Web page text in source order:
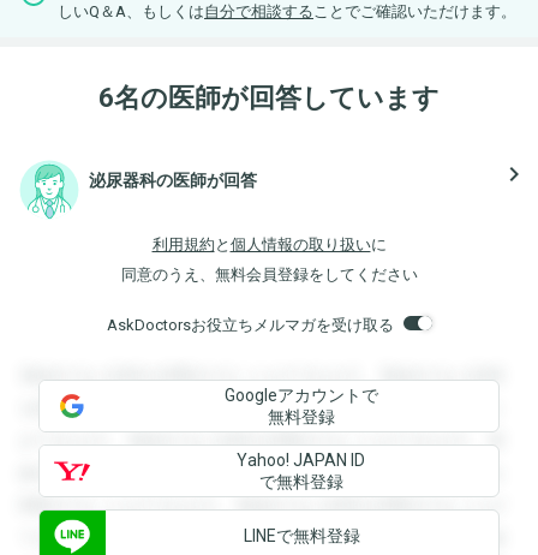
しいQ＆A、もしくは自分で相談する ことでご確認いただけます。
6名の医師が回答しています
泌尿器科の医師が回答 navigate_next
利用規約 と 個人情報の取り扱いに
同意のうえ、無料会員登録をしてください
AskDoctorsお役立ちメルマガを受け取る
登録すると回答を閲覧することができます。登録すると回答
を閲覧することができます。登録すると回答を閲覧すること
ができます。登録すると回答を閲覧することができます。登
録すると回答を閲覧することができます。登録すると回答を
閲覧することができます。登録すると回答を閲覧することが
できます。登録すると回答を閲覧することができます。登録
Googleアカウントで
無料登録
Yahoo! JAPAN ID
で無料登録
LINEで無料登録